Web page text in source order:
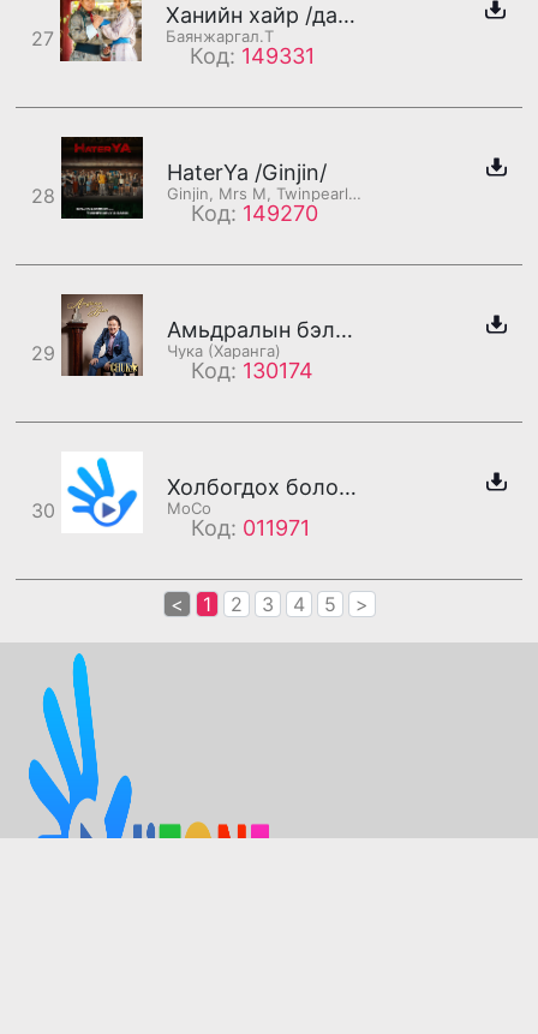
27
Ханийн хайр /дахилт/
Баянжаргал.Т
Код: 149331
28
HaterYa /Ginjin/
Ginjin, Mrs M, Twinpearly, Gana
Код: 149270
29
Амьдралын бэлэг (дахилт)
Чука (Харанга)
Код: 130174
30
Холбогдох боломжгүй байна
МоСо
Код: 011971
< 1 2 3 4 5 >